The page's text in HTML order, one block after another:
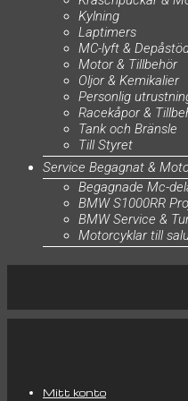
Kylning
Laptimers
MC-lyft &
Motor & Tillbehör
Oljor & Kemikalier
Personlig
Racekåpor &
Tank och Bränsle
Till Styret
Service Begagnat &
Begagnade Mc-
BMW S1000RR
BMW Service &
Motorcyklar till
Mitt konto